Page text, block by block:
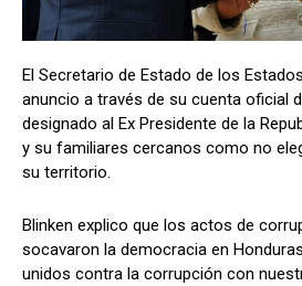
Facebook X WhatsApp
Facebook X WhatsApp
El Secretario de Estado de los
anuncio a través de su cuenta oficial
designado al Ex Presidente de la
y su familiares cercanos como no
su territorio.
Blinken explico que los actos de
socavaron la democracia en
unidos contra la corrupción con